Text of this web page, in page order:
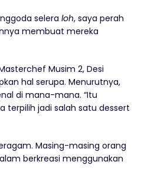
selera loh, saya perah
membuat mereka
Musim 2, Desi
hal serupa. Menurutnya,
di mana-mana. “Itu
terpilih jadi salah satu dessert
Masing-masing orang
berkreasi menggunakan